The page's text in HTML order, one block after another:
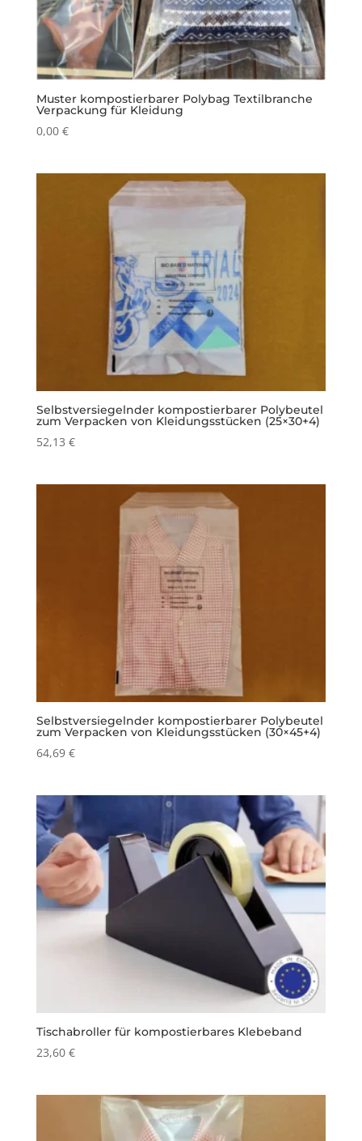
Muster kompostierbarer Polybag Textilbranche
Verpackung für Kleidung
0,00 €
Selbstversiegelnder kompostierbarer Polybeutel
zum Verpacken von Kleidungsstücken (25×30+4)
52,13 €
Selbstversiegelnder kompostierbarer Polybeutel
zum Verpacken von Kleidungsstücken (30×45+4)
64,69 €
Tischabroller für kompostierbares Klebeband
23,60 €